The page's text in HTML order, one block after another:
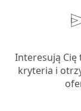
Interesują Cię
kryteria i